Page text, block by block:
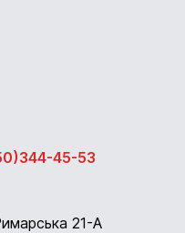
45-53
21-А